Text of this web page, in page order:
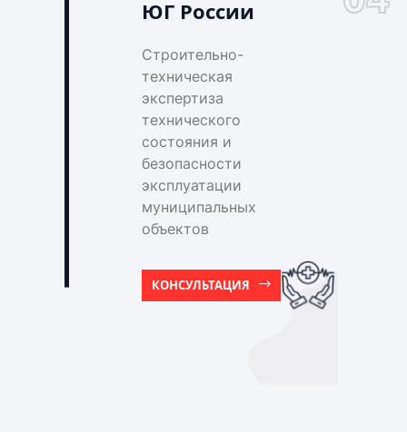
ЮГ России
Строительно-
техническая
экспертиза
технического
состояния и
безопасности
эксплуатации
муниципальных
объектов
КОНСУЛЬТАЦИЯ